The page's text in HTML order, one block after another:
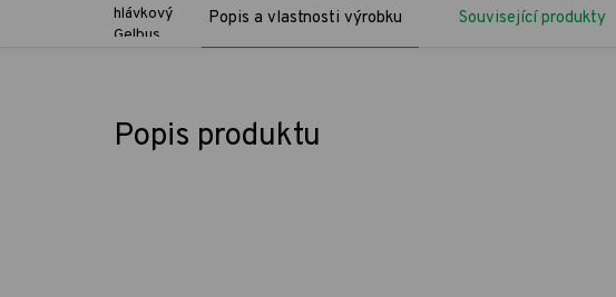
Popis a vlastnosti výrobku Související produkty
Popis produktu